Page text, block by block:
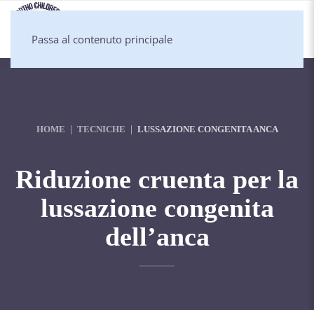
Passa al contenuto principale
HOME TECNICHE LUSSAZIONE CONGENITA ANCA
Riduzione cruenta per la
lussazione congenita
dell’anca